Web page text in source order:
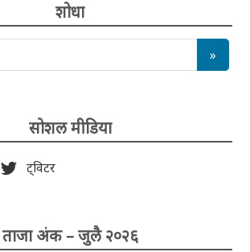
शोधा
सोशल मीडिया
ट्विटर
ताजा अंक – जुलै २०२६